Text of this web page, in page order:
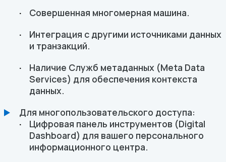
Совершенная многомерная машина.
Интеграция с другими источниками данных
и транзакций.
Наличие Служб метаданных (Meta Data
Services) для обеспечения контекста
данных.
Для многопользовательского доступа:
Цифровая панель инструментов (Digital
Dashboard) для вашего персонального
информационного центра.